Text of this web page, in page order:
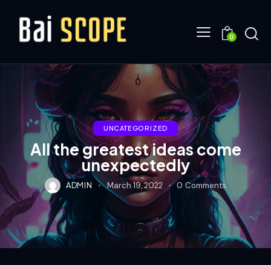
0
UNCATEGORIZED
All the greatest ideas come
unexpectedly
ADMIN March 19, 2022 0 Comments